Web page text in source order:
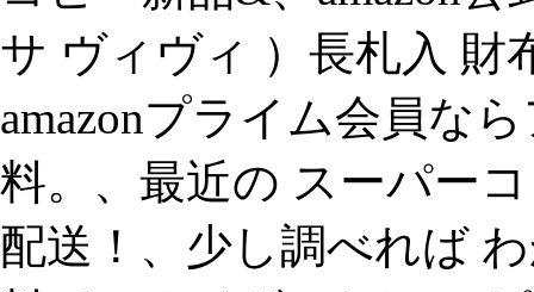
サ ヴィヴィ ）長札入 財
amazonプライム会員な
料。、最近の スーパー
配送！、少し調べれば